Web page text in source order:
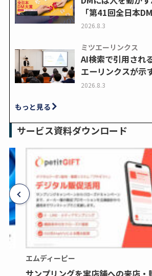
「第41回全日本
2026.8.3
ミツエーリンクス
AI検索で引用さ
エーリンクスが示
2026.8.3
もっと見る
サービス資料ダウンロード
エムディーピー
サンプリングを実店舗への来店・